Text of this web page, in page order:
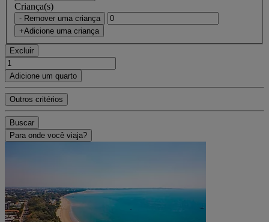
Criança(s)
- Remover uma criança
+Adicione uma criança
Excluir
Adicione um quarto
Outros critérios
Buscar
Para onde você viaja?